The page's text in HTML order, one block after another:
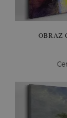
OBRAZ